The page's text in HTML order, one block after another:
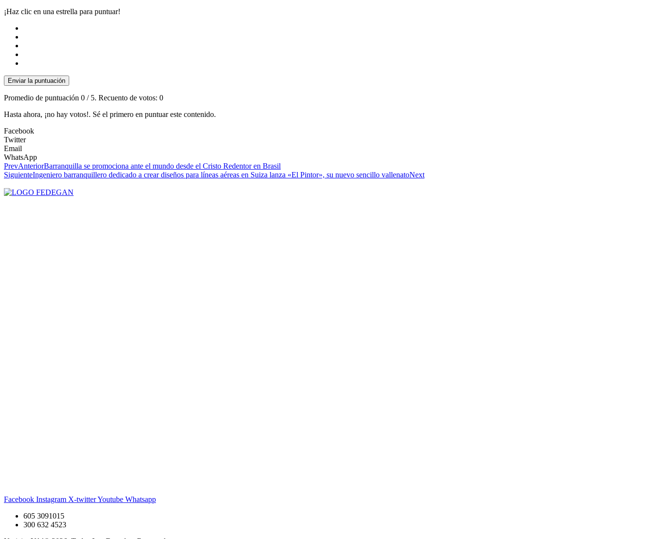
¡Haz clic en una estrella para puntuar!
Enviar la puntuación
Promedio de puntuación 0 / 5. Recuento de votos: 0
Hasta ahora, ¡no hay votos!. Sé el primero en puntuar este contenido.
Facebook
Twitter
Email
WhatsApp
PrevAnteriorBarranquilla se promociona ante el mundo desde el Cristo Redentor en Brasil
SiguienteIngeniero barranquillero dedicado a crear diseños para líneas aéreas en Suiza lanza «El Pintor», su nuevo sencillo vallenatoNext
Facebook Instagram X-twitterYoutube Whatsapp
605 3091015
300 632 4523